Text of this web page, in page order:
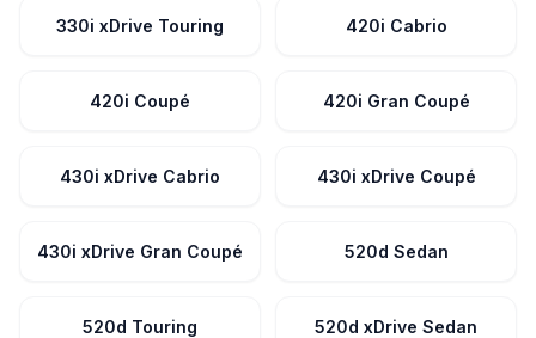
330i xDrive Touring 420i Cabrio
420i Coupé 420i Gran Coupé
430i xDrive Cabrio 430i xDrive Coupé
430i xDrive Gran Coupé 520d Sedan
520d Touring 520d xDrive Sedan